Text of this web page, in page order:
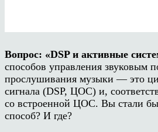
Вопрос: «DSP и активные
способов управления звуковым
прослушивания музыки — это
сигнала (DSP, ЦОС) и,
со встроенной ЦОС. Вы стали бы
способ? И где?